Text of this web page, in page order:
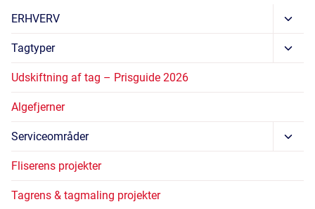
ERHVERV
Skift
Tagtyper
Skift
Udskiftning af tag – Prisguide 2026
Algefjerner
Serviceområder
Skift
Fliserens projekter
Tagrens & tagmaling projekter